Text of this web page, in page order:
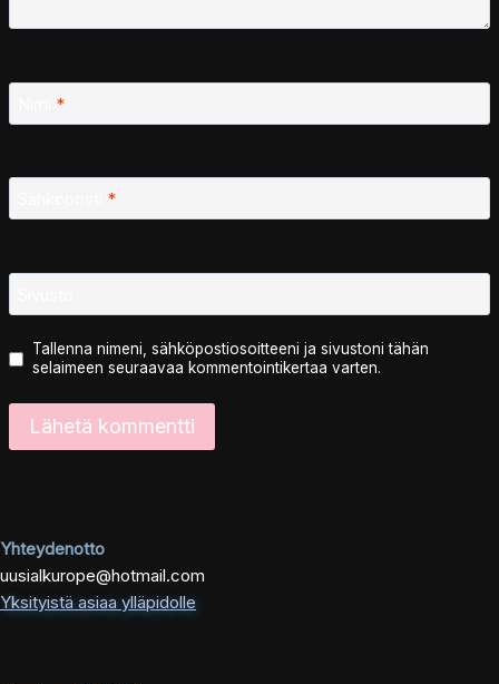
*
*
Tallenna nimeni, sähköpostiosoitteeni ja sivustoni tähän
selaimeen seuraavaa kommentointikertaa varten.
Yhteydenotto
uusialkurope@hotmail.com
Yksityistä asiaa ylläpidolle